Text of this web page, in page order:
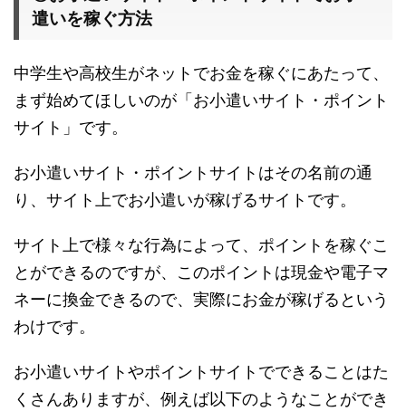
遣いを稼ぐ方法
中学生や高校生がネットでお金を稼ぐにあたって、
まず始めてほしいのが「お小遣いサイト・ポイント
サイト」です。
お小遣いサイト・ポイントサイトはその名前の通
り、サイト上でお小遣いが稼げるサイトです。
サイト上で様々な行為によって、ポイントを稼ぐこ
とができるのですが、このポイントは現金や電子マ
ネーに換金できるので、実際にお金が稼げるという
わけです。
お小遣いサイトやポイントサイトでできることはた
くさんありますが、例えば以下のようなことができ